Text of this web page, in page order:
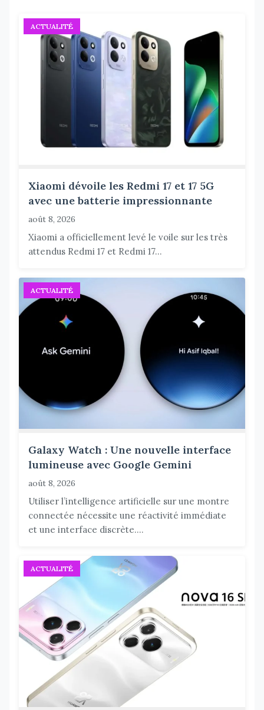
ACTUALITÉ
Xiaomi dévoile les Redmi 17 et 17 5G
avec une batterie impressionnante
août 8, 2026
Xiaomi a officiellement levé le voile sur les très
attendus Redmi 17 et Redmi 17...
ACTUALITÉ
Galaxy Watch : Une nouvelle interface
lumineuse avec Google Gemini
août 8, 2026
Utiliser l’intelligence artificielle sur une montre
connectée nécessite une réactivité immédiate
et une interface discrète....
ACTUALITÉ